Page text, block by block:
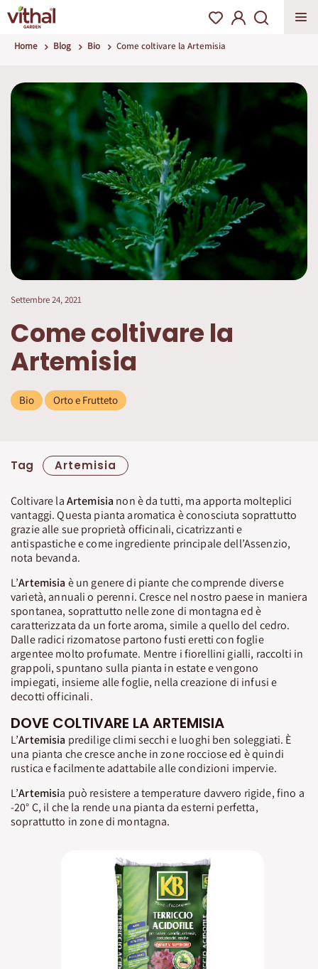
Home Blog Bio Come coltivare la Artemisia
Settembre 24, 2021
Come coltivare la
Artemisia
Bio Orto e Frutteto
Tag Artemisia
Coltivare laArtemisia non è da tutti, ma apporta molteplici
vantaggi. Questa pianta aromatica è conosciuta soprattutto
grazie alle sue proprietà officinali, cicatrizzanti e
antispastiche e come ingrediente principale dell’Assenzio,
nota bevanda.
L’Artemisia è un genere di piante che comprende diverse
varietà, annuali o perenni. Cresce nel nostro paese in maniera
spontanea, soprattutto nelle zone di montagna ed è
caratterizzata da un forte aroma, simile a quello del cedro.
Dalle radici rizomatose partono fusti eretti con foglie
argentee molto profumate. Mentre i fiorellini gialli, raccolti in
grappoli, spuntano sulla pianta in estate e vengono
impiegati, insieme alle foglie, nella creazione di infusi e
decotti officinali.
DOVE COLTIVARE LA ARTEMISIA
L’Artemisia predilige climi secchi e luoghi ben soleggiati. È
una pianta che cresce anche in zone rocciose ed è quindi
rustica e facilmente adattabile alle condizioni impervie.
L’Artemisia può resistere a temperature davvero rigide, fino a
-20° C, il che la rende una pianta da esterni perfetta,
soprattutto in zone di montagna.